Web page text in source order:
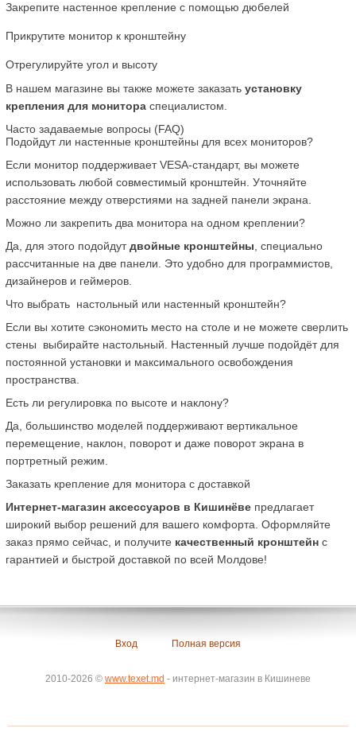
Закрепите настенное крепление с помощью дюбелей
Прикрутите монитор к кронштейну
Отрегулируйте угол и высоту
В нашем магазине вы также можете заказать установку
крепления для монитора специалистом.
Часто задаваемые вопросы (FAQ)
Подойдут ли настенные кронштейны для всех мониторов?
Если монитор поддерживает VESA-стандарт, вы можете
использовать любой совместимый кронштейн. Уточняйте
расстояние между отверстиями на задней панели экрана.
Можно ли закрепить два монитора на одном креплении?
Да, для этого подойдут двойные кронштейны , специально
рассчитанные на две панели. Это удобно для программистов,
дизайнеров и геймеров.
Что выбрать  настольный или настенный кронштейн?
Если вы хотите сэкономить место на столе и не можете сверлить
стены  выбирайте настольный. Настенный лучше подойдёт для
постоянной установки и максимального освобождения
пространства.
Есть ли регулировка по высоте и наклону?
Да, большинство моделей поддерживают вертикальное
перемещение, наклон, поворот и даже поворот экрана в
портретный режим.
Заказать крепление для монитора с доставкой
Интернет-магазин аксессуаров в Кишинёве предлагает
широкий выбор решений для вашего комфорта. Оформляйте
заказ прямо сейчас, и получите качественный кронштейн с
гарантией и быстрой доставкой по всей Молдове!
Вход Полная версия
2010-2026 © www.texet.md - интернет-магазин в Кишиневе